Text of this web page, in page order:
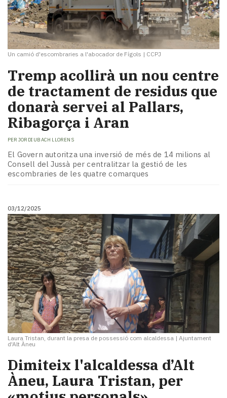
Un camió d'escombraries a l'abocador de Fígols | CCPJ
Tremp acollirà un nou centre
de tractament de residus que
donarà servei al Pallars,
Ribagorça i Aran
PER JORDI UBACH LLORENS
El Govern autoritza una inversió de més de 14 milions al
Consell del Jussà per centralitzar la gestió de les
escombraries de les quatre comarques
03/12/2025
Laura Tristan, durant la presa de possessió com alcaldessa | Ajuntament
d'Alt Àneu
​Dimiteix l'alcaldessa d’Alt
Àneu, Laura Tristan, per